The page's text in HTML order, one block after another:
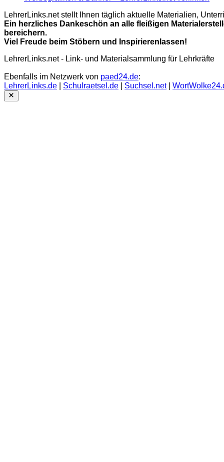
LehrerLinks.net stellt Ihnen täglich aktuelle Materialien,
Ein herzliches Dankeschön an alle fleißigen
bereichern.
Viel Freude beim Stöbern und Inspirierenlassen!
LehrerLinks.net - Link- und Materialsammlung für Lehrkräfte
Ebenfalls im Netzwerk von paed24.de:
LehrerLinks.de
Schulraetsel.de Suchsel.net|
Close